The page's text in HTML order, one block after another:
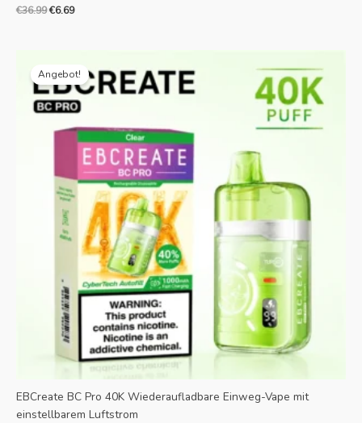
€36.99€6.69
Angebot!
EBCreate BC Pro 40K Wiederaufladbare Einweg-Vape mit
einstellbarem Luftstrom
war:
€30.99.
Preis
ist:
€5.69.